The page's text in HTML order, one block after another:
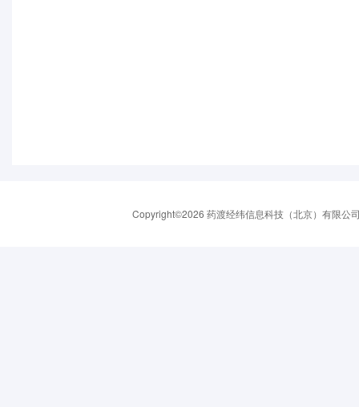
Copyright©2026 药渡经纬信息科技（北京）有限公